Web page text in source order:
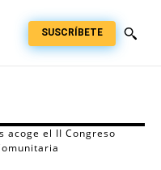
SUSCRÍBETE
acoge el II Congreso